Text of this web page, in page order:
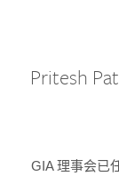
Pritesh
GIA 理事会已